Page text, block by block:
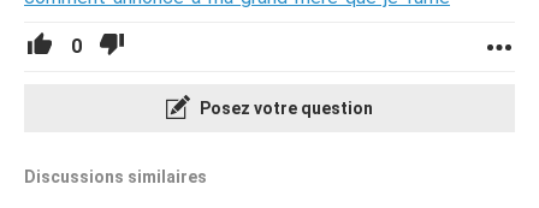
0
Posez votre question
Discussions similaires